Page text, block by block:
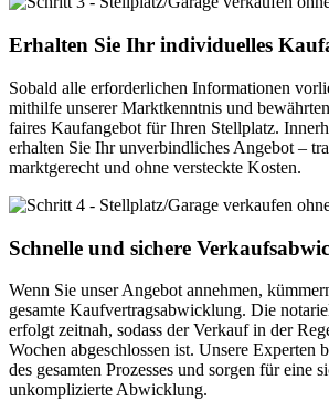
Erhalten Sie Ihr individuelles
Sobald alle erforderlichen Informationen
mithilfe unserer Marktkenntnis und
faires Kaufangebot für Ihren Stellplatz.
erhalten Sie Ihr unverbindliches Angebot –
marktgerecht und ohne versteckte Kosten.
Schnelle und sichere
Wenn Sie unser Angebot annehmen,
gesamte Kaufvertragsabwicklung. Die
erfolgt zeitnah, sodass der Verkauf in der
Wochen abgeschlossen ist. Unsere Experten
des gesamten Prozesses und sorgen für eine
unkomplizierte Abwicklung.